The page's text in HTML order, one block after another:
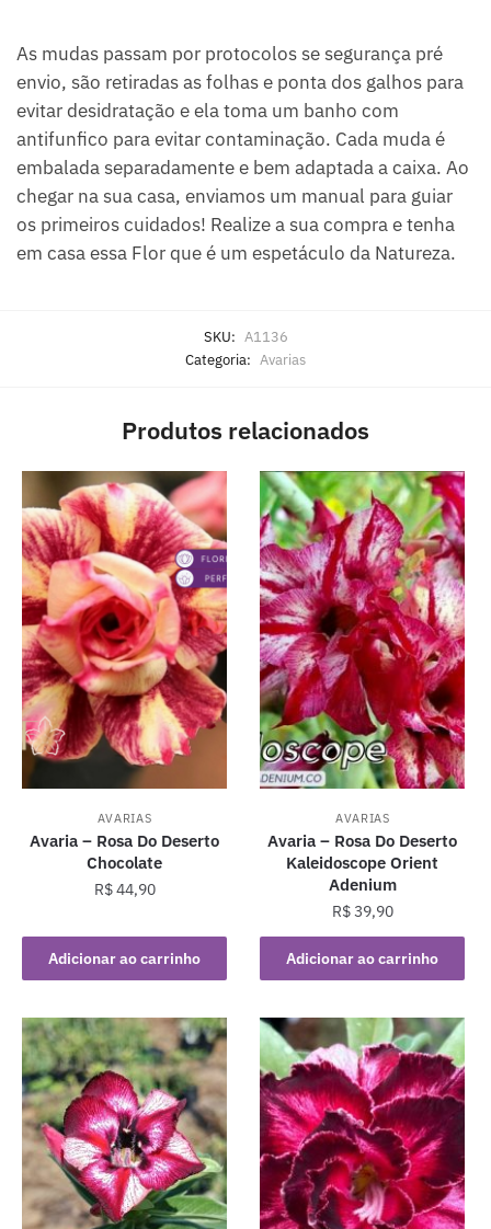
As mudas passam por protocolos se segurança pré
envio, são retiradas as folhas e ponta dos galhos para
evitar desidratação e ela toma um banho com
antifunfico para evitar contaminação. Cada muda é
embalada separadamente e bem adaptada a caixa. Ao
chegar na sua casa, enviamos um manual para guiar
os primeiros cuidados! Realize a sua compra e tenha
em casa essa Flor que é um espetáculo da Natureza.
SKU: A1136
Categoria: Avarias
Produtos relacionados
AVARIAS
Avaria – Rosa Do Deserto
Chocolate
R$44,90
Adicionar ao carrinho
AVARIAS
Avaria – Rosa Do Deserto
Kaleidoscope Orient
Adenium
R$39,90
Adicionar ao carrinho